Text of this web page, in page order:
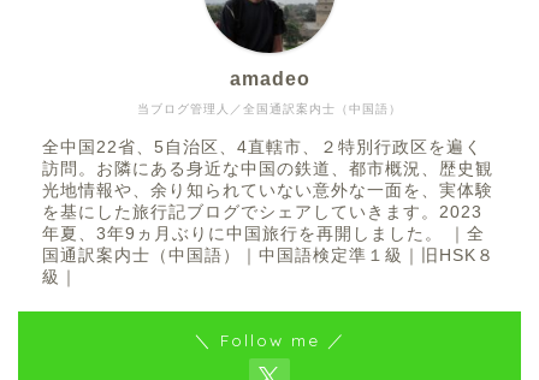
当ブログ管理人／全国通訳案内士（中国語）
amadeo
全中国22省、5自治区、4直轄市、２特別行政区を遍く
訪問。お隣にある身近な中国の鉄道、都市概況、歴史観
光地情報や、余り知られていない意外な一面を、実体験
を基にした旅行記ブログでシェアしていきます。2023
年夏、3年9ヵ月ぶりに中国旅行を再開しました。 ｜全
国通訳案内士（中国語）｜中国語検定準１級｜旧HSK８
級｜
＼ Follow me ／